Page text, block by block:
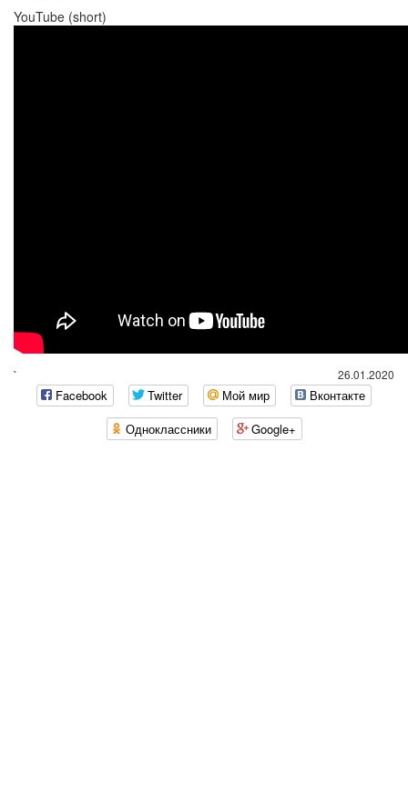
YouTube (short)
26.01.2020
`
Facebook Twitter Мой мир
Вконтакте
Одноклассники
Google+